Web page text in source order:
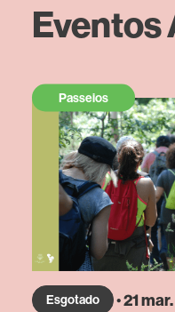
Eventos
Passeios
Esgotado •21